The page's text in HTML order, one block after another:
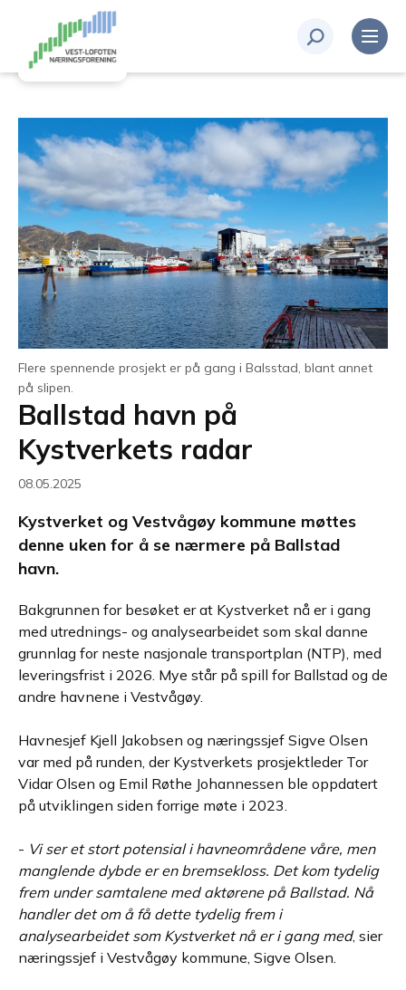
Flere spennende prosjekt er på gang i Balsstad, blant annet
på slipen.
Ballstad havn på
Kystverkets radar
08.05.2025
Kystverket og Vestvågøy kommune møttes
denne uken for å se nærmere på Ballstad
havn.
Bakgrunnen for besøket er at Kystverket nå er i gang
med utrednings- og analysearbeidet som skal danne
grunnlag for neste nasjonale transportplan (NTP), med
leveringsfrist i 2026. Mye står på spill for Ballstad og de
andre havnene i Vestvågøy.
Havnesjef Kjell Jakobsen og næringssjef Sigve Olsen
var med på runden, der Kystverkets prosjektleder Tor
Vidar Olsen og Emil Røthe Johannessen ble oppdatert
på utviklingen siden forrige møte i 2023.
- Vi ser et stort potensial i havneområdene våre, men
manglende dybde er en bremsekloss. Det kom tydelig
frem under samtalene med aktørene på Ballstad. Nå
handler det om å få dette tydelig frem i
analysearbeidet som Kystverket nå er i gang med, sier
næringssjef i Vestvågøy kommune, Sigve Olsen.